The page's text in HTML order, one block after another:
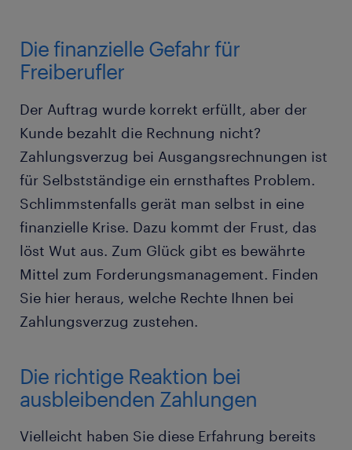
Die finanzielle Gefahr für
Freiberufler
Der Auftrag wurde korrekt erfüllt, aber der
Kunde bezahlt die Rechnung nicht?
Zahlungsverzug bei Ausgangsrechnungen ist
für Selbstständige ein ernsthaftes Problem.
Schlimmstenfalls gerät man selbst in eine
finanzielle Krise. Dazu kommt der Frust, das
löst Wut aus. Zum Glück gibt es bewährte
Mittel zum Forderungsmanagement. Finden
Sie hier heraus, welche Rechte Ihnen bei
Zahlungsverzug zustehen.
Die richtige Reaktion bei
ausbleibenden Zahlungen
Vielleicht haben Sie diese Erfahrung bereits